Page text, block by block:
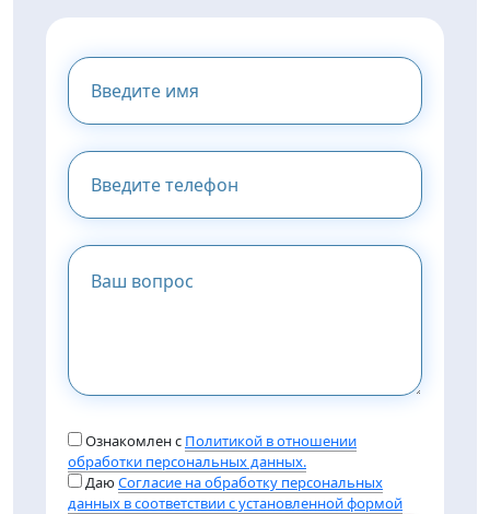
Ознакомлен с Политикой в отношении
обработки персональных данных.
ДаюСогласие на обработку персональных
данных в соответствии с установленной формой